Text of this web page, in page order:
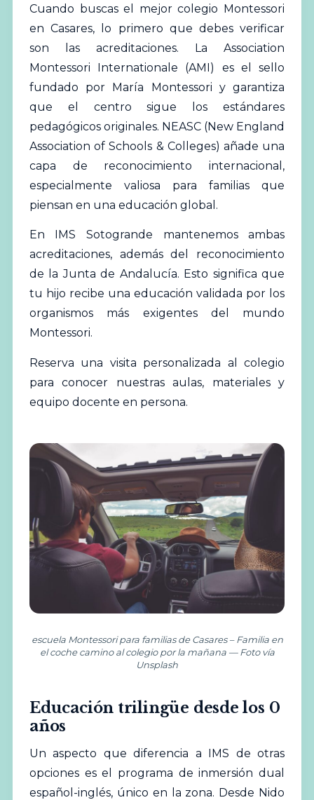
Cuando buscas el mejor colegio Montessori
en Casares, lo primero que debes verificar
son las acreditaciones. La Association
Montessori Internationale (AMI) es el sello
fundado por María Montessori y garantiza
que el centro sigue los estándares
pedagógicos originales. NEASC (New England
Association of Schools & Colleges) añade una
capa de reconocimiento internacional,
especialmente valiosa para familias que
piensan en una educación global.
En IMS Sotogrande mantenemos ambas
acreditaciones, además del reconocimiento
de la Junta de Andalucía. Esto significa que
tu hijo recibe una educación validada por los
organismos más exigentes del mundo
Montessori.
Reserva una visita personalizada al colegio
para conocer nuestras aulas, materiales y
equipo docente en persona.
escuela Montessori para familias de Casares – Familia en
el coche camino al colegio por la mañana — Foto vía
Unsplash
Educación trilingüe desde los 0
años
Un aspecto que diferencia a IMS de otras
opciones es el programa de inmersión dual
español-inglés, único en la zona. Desde Nido